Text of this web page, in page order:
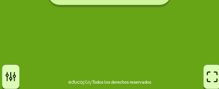
Todos los derechos reservados